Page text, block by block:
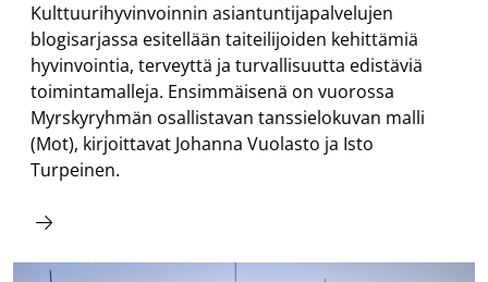
Kulttuurihyvinvoinnin asiantuntijapalvelujen
blogisarjassa esitellään taiteilijoiden kehittämiä
hyvinvointia, terveyttä ja turvallisuutta edistäviä
toimintamalleja. Ensimmäisenä on vuorossa
Myrskyryhmän osallistavan tanssielokuvan malli
(Mot), kirjoittavat Johanna Vuolasto ja Isto
Turpeinen.